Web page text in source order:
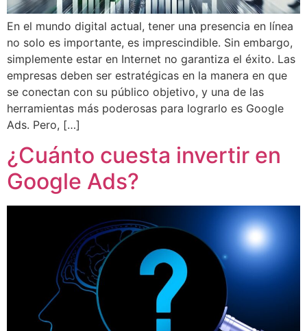
En el mundo digital actual, tener una presencia en línea
no solo es importante, es imprescindible. Sin embargo,
simplemente estar en Internet no garantiza el éxito. Las
empresas deben ser estratégicas en la manera en que
se conectan con su público objetivo, y una de las
herramientas más poderosas para lograrlo es Google
Ads. Pero, […]
¿Cuánto cuesta invertir en
Google Ads?